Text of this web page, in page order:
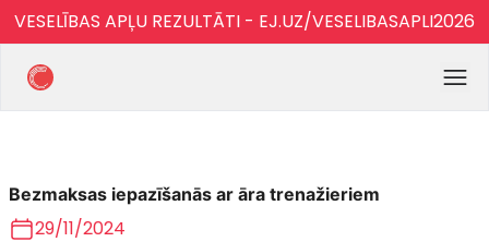
VESELĪBAS APĻU REZULTĀTI - EJ.UZ/VESELIBASAPLI2026
Bezmaksas iepazīšanās ar āra trenažieriem
29/11/2024